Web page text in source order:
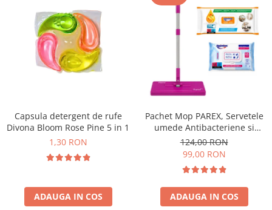
Capsula detergent de rufe
Divona Bloom Rose Pine 5 in 1
1,30 RON
ADAUGA IN COS
Pachet Mop PAREX, Servetele
umede Antibacteriene si
Multisuprafete
124,00 RON
99,00 RON
ADAUGA IN COS